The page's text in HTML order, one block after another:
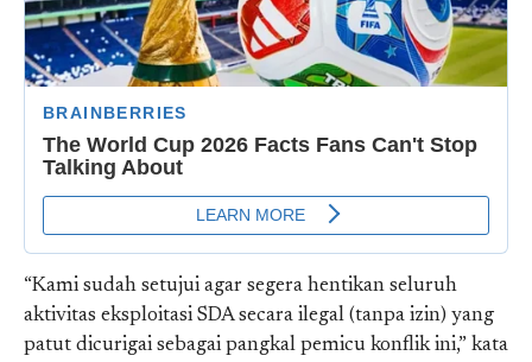
“Kami sudah setujui agar segera hentikan seluruh
aktivitas eksploitasi SDA secara ilegal (tanpa izin) yang
patut dicurigai sebagai pangkal pemicu konflik ini,” kata